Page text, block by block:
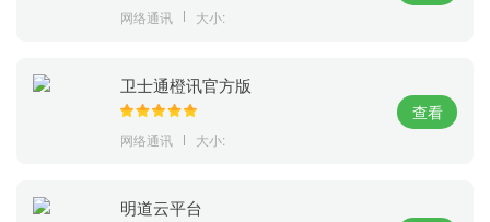
网络通讯 大小:
卫士通橙讯官方版
网络通讯 大小:
查看
明道云平台